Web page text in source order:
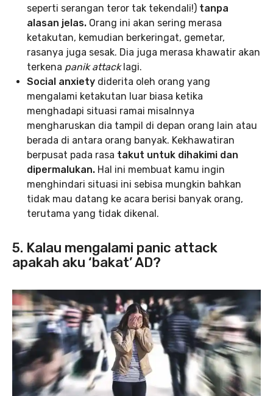
seperti serangan teror tak tekendali!) tanpa
alasan jelas. Orang ini akan sering merasa
ketakutan, kemudian berkeringat, gemetar,
rasanya juga sesak. Dia juga merasa khawatir akan
terkena panik attacklagi.
Social anxiety diderita oleh orang yang
mengalami ketakutan luar biasa ketika
menghadapi situasi ramai misalnnya
mengharuskan dia tampil di depan orang lain atau
berada di antara orang banyak. Kekhawatiran
berpusat pada rasa takut untuk dihakimi dan
dipermalukan. Hal ini membuat kamu ingin
menghindari situasi ini sebisa mungkin bahkan
tidak mau datang ke acara berisi banyak orang,
terutama yang tidak dikenal.
5. Kalau mengalami panic attack
apakah aku ‘bakat’ AD?